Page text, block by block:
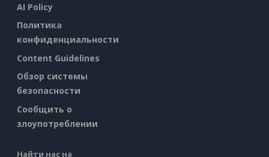
AI Policy
Политика
конфиденциальности
Content Guidelines
Обзор системы
безопасности
Сообщить о
злоупотреблении
Найти нас на